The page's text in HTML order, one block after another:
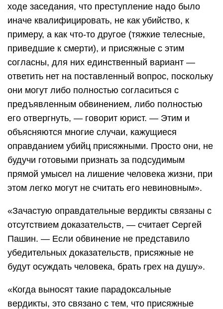
ходе заседания, что преступление надо было
иначе квалифицировать, не как убийство, к
примеру, а как что-то другое (тяжкие телесные,
приведшие к смерти), и присяжные с этим
согласны, для них единственный вариант —
ответить нет на поставленный вопрос, поскольку
они могут либо полностью согласиться с
предъявленным обвинением, либо полностью
его отвергнуть, — говорит юрист. — Этим и
объясняются многие случаи, кажущиеся
оправданием убийц присяжными. Просто они, не
будучи готовыми признать за подсудимым
прямой умысел на лишение человека жизни, при
этом легко могут не считать его невиновным».
«Зачастую оправдательные вердикты связаны с
отсутствием доказательств, — считает Сергей
Пашин. — Если обвинение не представило
убедительных доказательств, присяжные не
будут осуждать человека, брать грех на душу».
«Когда выносят такие парадоксальные
вердикты, это связано с тем, что присяжные